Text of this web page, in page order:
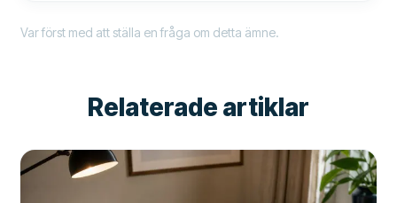
Var först med att ställa en fråga om detta ämne.
Relaterade artiklar